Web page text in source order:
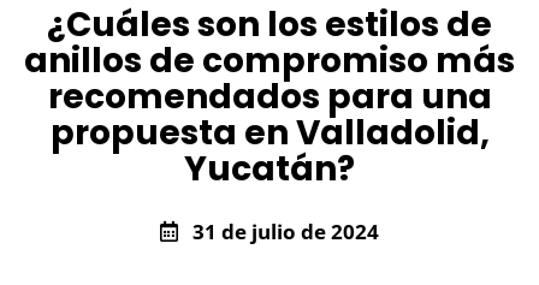
¿Cuáles son los estilos de
anillos de compromiso más
recomendados para una
propuesta en Valladolid,
Yucatán?
31 de julio de 2024